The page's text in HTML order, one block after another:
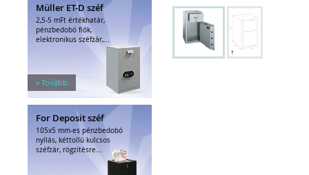
Müller ET-D széf
2,5-5 mFt értékhatár,
pénzbedobó fiók,
elektronikus széfzár,...
» Tovább
For Deposit széf
105x5 mm-es pénzbedobó
nyílás, kéttollú kulcsos
széfzár, rögzítésre...